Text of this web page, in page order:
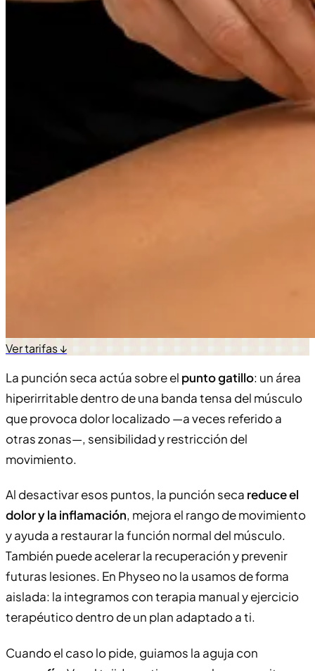
Ver tarifas ↓
La punción seca actúa sobre el punto gatillo: un área
hiperirritable dentro de una banda tensa del músculo
que provoca dolor localizado —a veces referido a
otras zonas—, sensibilidad y restricción del
movimiento.
Al desactivar esos puntos, la punción seca reduce el
dolor y la inflamación, mejora el rango de movimiento
y ayuda a restaurar la función normal del músculo.
También puede acelerar la recuperación y prevenir
futuras lesiones. En Physeo no la usamos de forma
aislada: la integramos con terapia manual y ejercicio
terapéutico dentro de un plan adaptado a ti.
Cuando el caso lo pide, guiamos la aguja con